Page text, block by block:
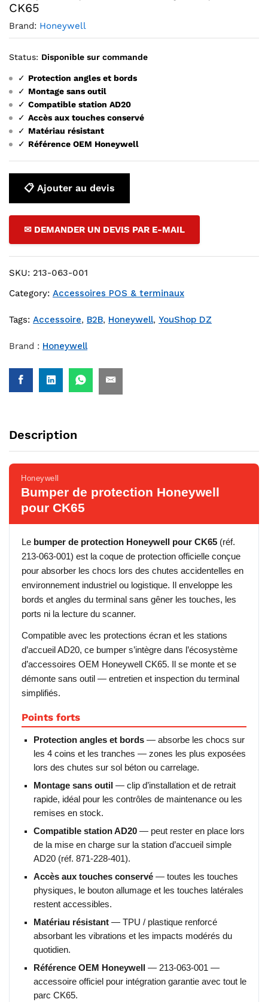
CK65
Brand: Honeywell
Status: Disponible sur commande
✓ Protection angles et bords
✓ Montage sans outil
✓ Compatible station AD20
✓ Accès aux touches conservé
✓ Matériau résistant
✓ Référence OEM Honeywell
📋 Ajouter au devis
✉ DEMANDER UN DEVIS PAR E-MAIL
SKU: 213-063-001
Category: Accessoires POS & terminaux
Tags: Accessoire, B2B, Honeywell, YouShop DZ
Brand : Honeywell
Description
Honeywell
Bumper de protection Honeywell
pour CK65
Le bumper de protection Honeywell pour CK65 (réf.
213-063-001) est la coque de protection officielle conçue
pour absorber les chocs lors des chutes accidentelles en
environnement industriel ou logistique. Il enveloppe les
bords et angles du terminal sans gêner les touches, les
ports ni la lecture du scanner.
Compatible avec les protections écran et les stations
d’accueil AD20, ce bumper s’intègre dans l’écosystème
d’accessoires OEM Honeywell CK65. Il se monte et se
démonte sans outil — entretien et inspection du terminal
simplifiés.
Points forts
Protection angles et bords — absorbe les chocs sur
les 4 coins et les tranches — zones les plus exposées
lors des chutes sur sol béton ou carrelage.
Montage sans outil — clip d’installation et de retrait
rapide, idéal pour les contrôles de maintenance ou les
remises en stock.
Compatible station AD20 — peut rester en place lors
de la mise en charge sur la station d’accueil simple
AD20 (réf. 871-228-401).
Accès aux touches conservé — toutes les touches
physiques, le bouton allumage et les touches latérales
restent accessibles.
Matériau résistant — TPU / plastique renforcé
absorbant les vibrations et les impacts modérés du
quotidien.
Référence OEM Honeywell
— 213-063-001 —
accessoire officiel pour intégration garantie avec tout le
parc CK65.